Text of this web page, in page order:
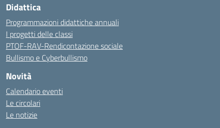
Didattica
Programmazioni didattiche annuali
I progetti delle classi
PTOF-RAV-Rendicontazione sociale
Bullismo e Cyberbullismo
Novità
Calendario eventi
Le circolari
Le notizie